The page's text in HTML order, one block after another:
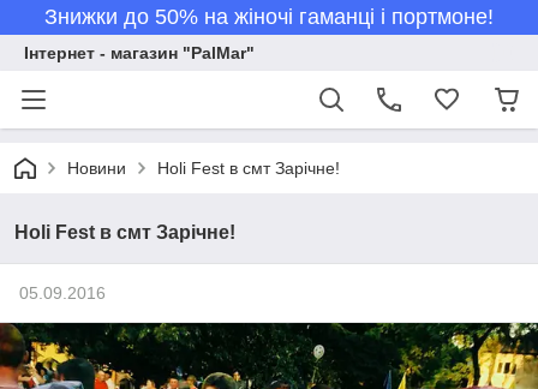
Знижки до 50% на жіночі гаманці і портмоне!
Інтернет - магазин "PalMar"
Новини Holi Fest в смт Зарічне!
Holi Fest в смт Зарічне!
05.09.2016